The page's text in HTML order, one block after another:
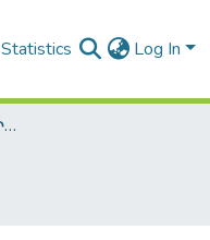
Statistics Log In
ՀԱՅԱՍՏԱՆԻ ԱԶԳԱՅԻՆ ԳՐԱԴԱՐԱՆԻ ԹՎԱՅԻՆ ՊԱՀՈՑ / DIGITAL REPOSITORY OF NLA